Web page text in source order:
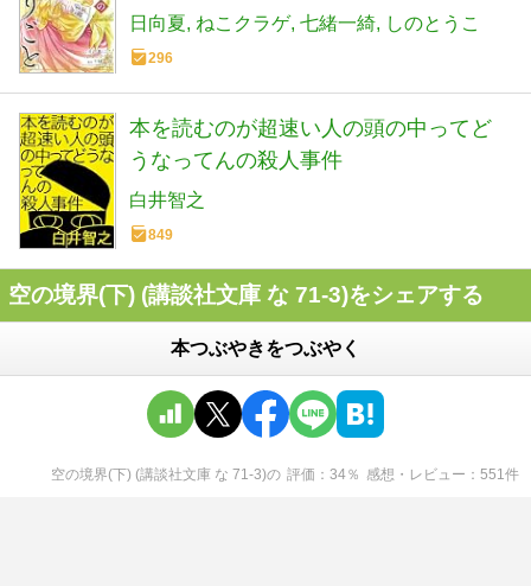
日向夏 ねこクラゲ 七緒一綺 しのとうこ
296
本を読むのが超速い人の頭の中ってど
うなってんの殺人事件
白井智之
849
空の境界(下) (講談社文庫 な 71-3)をシェアする
本つぶやきをつぶやく
空の境界(下) (講談社文庫 な 71-3)の 評価 34％ 感想・レビュー 551件